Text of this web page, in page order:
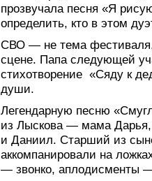
прозвучала песня «Я
определить, кто в этом
СВО — не тема фестиваля,
сцене. Папа следующей
стихотворение «Сяду к
души.
Легендарную песню
из Лыскова — мама
и Даниил. Старший из
аккомпанировали на
— звонко, аплодисменты